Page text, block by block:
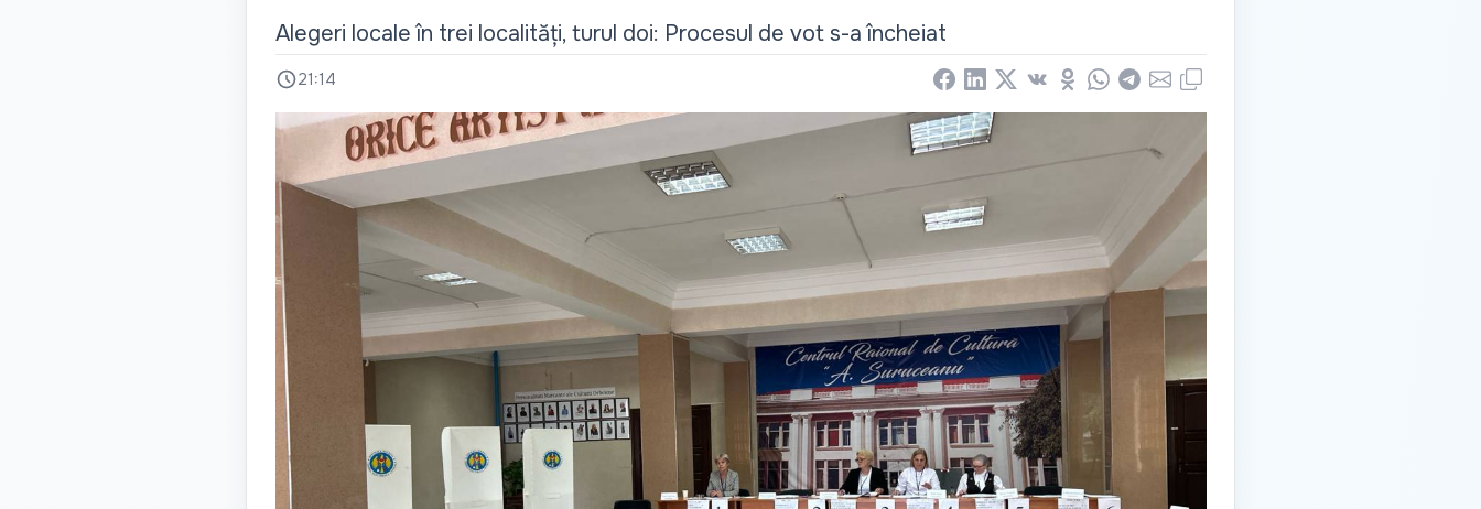
Alegeri locale în trei localități, turul doi: Procesul de vot s-a încheiat
21:14 Facebook
LinkedIn
X Vkontakte
Odnoklassniki
WhatsApp
Telegram
EmailCopy